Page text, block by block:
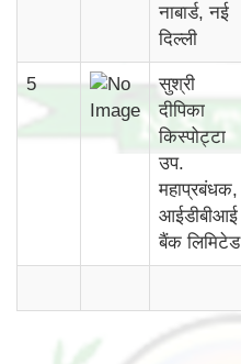
नाबार्ड, नई
दिल्ली
5
सुश्री
दीपिका
किस्पोट्टा
उप.
महाप्रबंधक,
आईडीबीआई
बैंक लिमिटेड